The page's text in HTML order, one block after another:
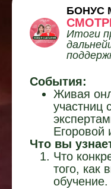
БОНУС
Итоги
События:
Живая
участниц
Егоровой
Что вы
Что
того, как
обучение.